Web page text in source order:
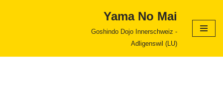
Yama No Mai
Goshindo Dojo Innerschweiz -
Adligenswil (LU)